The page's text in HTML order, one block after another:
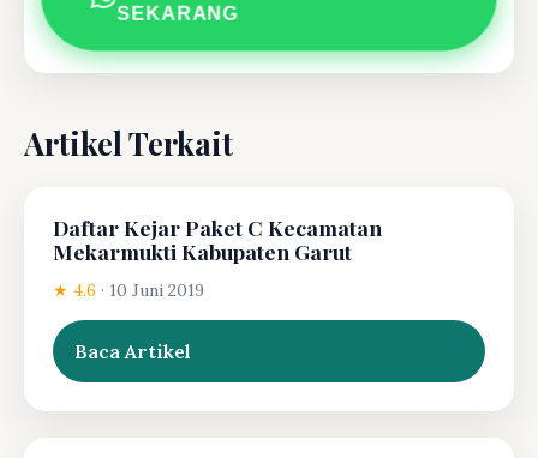
SEKARANG
Artikel Terkait
Daftar Kejar Paket C Kecamatan
Mekarmukti Kabupaten Garut
★ 4.6 · 10 Juni 2019
Baca Artikel